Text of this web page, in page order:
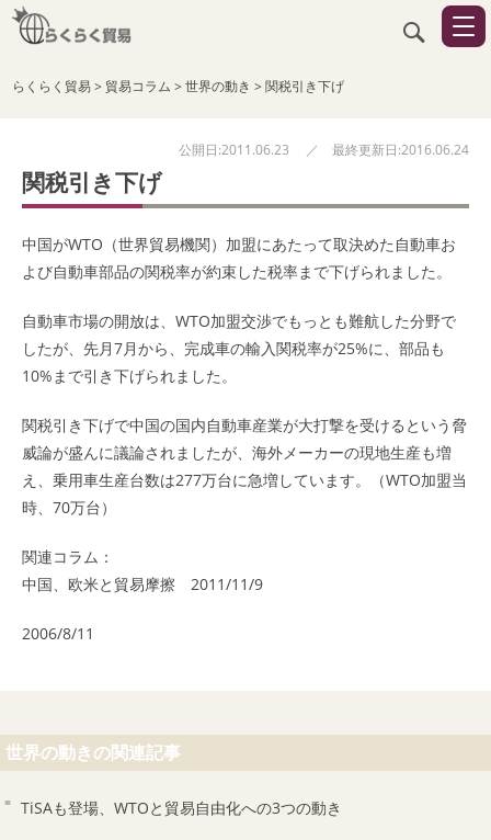
らくらく貿易> 貿易コラム >世界の動き >関税引き下げ
公開日:2011.06.23 ／ 最終更新日:2016.06.24
関税引き下げ
中国がWTO（世界貿易機関） 加盟にあたって取決めた自動車お
よび自動車部品の関税率が約束した税率まで下げられました。
自動車市場の開放は、 WTO加盟交渉でもっとも難航した分野で
したが、先月7月から、完成車の輸入関税率が25%に、部品も
10%まで引き下げられました。
関税引き下げで中国の国内自動車産業が大打撃を受けるという脅
威論が盛んに議論されましたが、海外メーカーの現地生産も増
え、乗用車生産台数は277万台に急増しています。（WTO加盟当
時、70万台）
関連コラム：
中国、欧米と貿易摩擦 2011/11/9
2006/8/11
世界の動きの関連記事
TiSAも登場、WTOと貿易自由化への3つの動き